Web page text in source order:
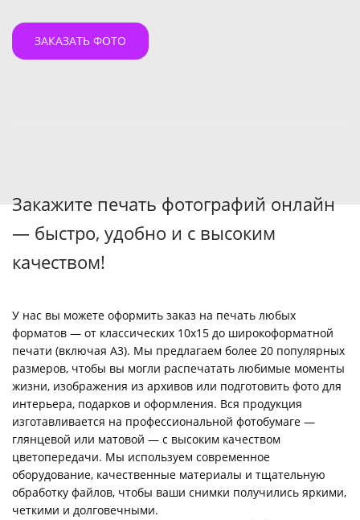
ЗАКАЗАТЬ ФОТО
Закажите печать фотографий онлайн
— быстро, удобно и с высоким
качеством!
У нас вы можете оформить заказ на печать любых
форматов — от классических 10х15 до широкоформатной
печати (включая А3). Мы предлагаем более 20 популярных
размеров, чтобы вы могли распечатать любимые моменты
жизни, изображения из архивов или подготовить фото для
интерьера, подарков и оформления. Вся продукция
изготавливается на профессиональной фотобумаге —
глянцевой или матовой — с высоким качеством
цветопередачи. Мы используем современное
оборудование, качественные материалы и тщательную
обработку файлов, чтобы ваши снимки получились яркими,
четкими и долговечными.